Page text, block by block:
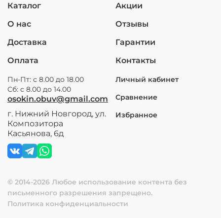
Каталог
О нас
Доставка
Оплата
Акции
Отзывы
Гарантии
Контакты
Пн-Пт: с 8.00 до 18.00
Сб: с 8.00 до 14.00
osokin.obuv@gmail.com
г. Нижний Новгород, ул.
Композитора
Касьянова, 6д
Личный кабинет
Сравнение
Избранное
© 2014-2026 Любое использование контента без
письменного разрешения запрещено.
Политика конфиденциальности